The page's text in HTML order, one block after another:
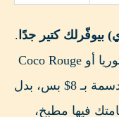
بيوفّرلك كتير جدًا .
أماكن زي Jules Take Away في فيكتوريا أو Coco Rouge
في براسلين بتقدّملك وجبة كريولي دسمة بـ 8$ بس، بدل
فيها مطبخ،